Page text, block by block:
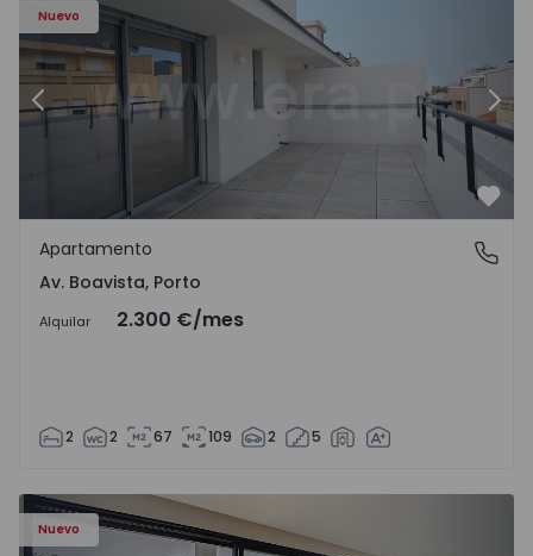
Nuevo
Anterior
Av. Boavista, Porto
Apartamento
Av. Boavista, Porto
Alquilar 2.300 €/mes
2 2 67 109 2 5
Nuevo